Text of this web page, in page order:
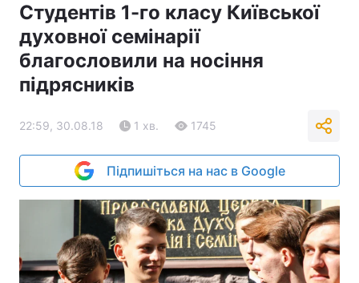
Студентів 1-го класу Київської
духовної семінарії
благословили на носіння
підрясників
22:59, 30.08.18 1 хв. 1745
Підпишіться на нас в Google